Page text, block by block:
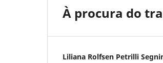
À procura do
Liliana Rolfsen Petrilli